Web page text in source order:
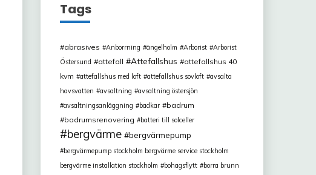
Tags
abrasives Anborrning ängelholm Arborist
Arborist
Östersund
attefall Attefallshus
attefallshus 40
kvm
attefallshus med loft attefallshus sovloft
avsalta
havsvatten
avsaltning
avsaltning östersjön
avsaltningsanläggning
badkar
badrum
badrumsrenovering
batteri till solceller
bergvärme bergvärmepump
bergvärmepump stockholm bergvärme service stockholm
bergvärme installation stockholm
bohagsflytt
borra brunn